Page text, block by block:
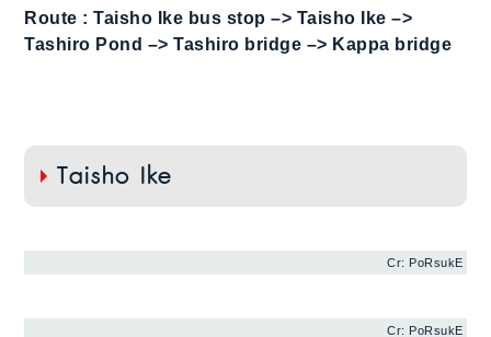
Route : Taisho Ike bus stop –> Taisho Ike –>
Tashiro Pond –> Tashiro bridge –> Kappa bridge
Taisho Ike
Cr: PoRsukE
Cr: PoRsukE